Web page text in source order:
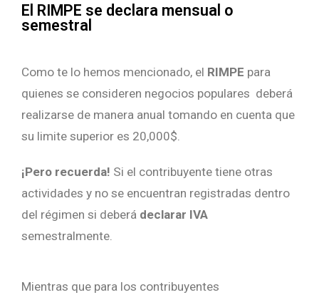
El RIMPE se declara mensual o
semestral
Como te lo hemos mencionado, el RIMPE para
quienes se consideren negocios populares deberá
realizarse de manera anual tomando en cuenta que
su limite superior es 20,000$.
¡Pero recuerda! Si el contribuyente tiene otras
actividades y no se encuentran registradas dentro
del régimen si deberá declarar IVA
semestralmente.
Mientras que para los contribuyentes